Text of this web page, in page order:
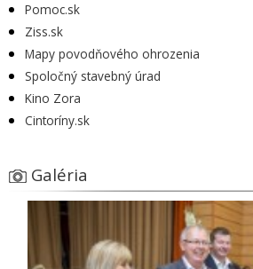
Pomoc.sk
Ziss.sk
Mapy povodňového ohrozenia
Spoločný stavebný úrad
Kino Zora
Cintoríny.sk
Galéria